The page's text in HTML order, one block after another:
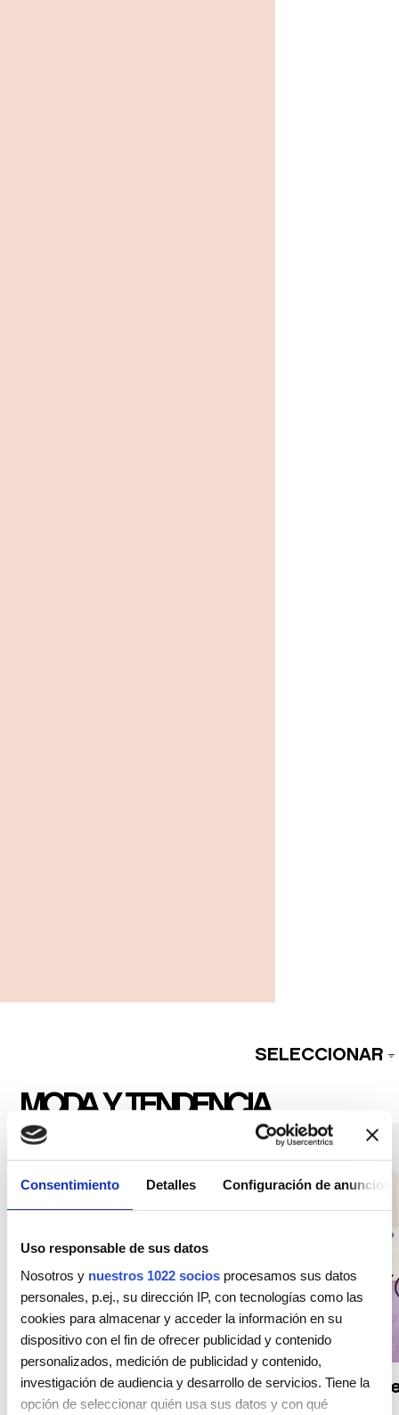
Consentimiento Detalles Configuración de anuncios
Uso responsable de sus datos
Nosotros y nuestros 1022 socios procesamos sus datos
personales, p.ej., su dirección IP, con tecnologías como las
cookies para almacenar y acceder la información en su
dispositivo con el fin de ofrecer publicidad y contenido
personalizados, medición de publicidad y contenido,
investigación de audiencia y desarrollo de servicios. Tiene la
opción de seleccionar quién usa sus datos y con qué
SELECCIONAR
MODA Y TENDENCIA
Tendencias y Colecciones
Skincare for your hair, la última
capilar